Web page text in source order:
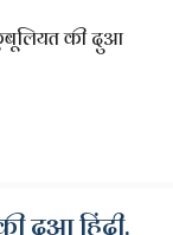
की दुआ
दुआ हिंदी,